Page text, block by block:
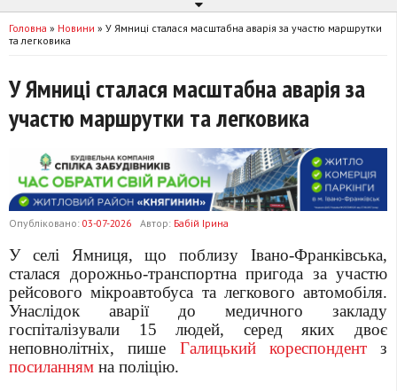
Головна » Новини » У Ямниці сталася масштабна аварія за участю маршрутки
та легковика
У Ямниці сталася масштабна аварія за
участю маршрутки та легковика
Опубліковано: 03-07-2026 Автор: Бабій Ірина
У селі Ямниця, що поблизу Івано-Франківська,
сталася дорожньо-транспортна пригода за участю
рейсового мікроавтобуса та легкового автомобіля.
Унаслідок аварії до медичного закладу
госпіталізували 15 людей, серед яких двоє
неповнолітніх, пише Галицький кореспондентз
посиланням на поліцію.